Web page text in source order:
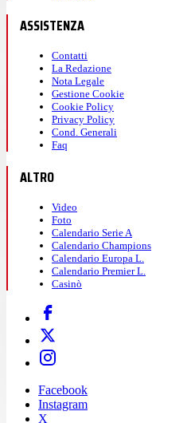
Messi incredulo dopo il
l’Egitto: lo sguardo nel
GUARDA LA GALLERY
Messi in lacrime
Messi non riesce a
triplice fischio scoppia in
un passo dall'eliminazione.
ASSISTENZA
Contatti
La Redazione
Nota Legale
Gestione Cookie
Cookie Policy
Privacy Policy
Cond. Generali
Faq
ALTRO
Video
Foto
Calendario Serie A
Calendario Champions
Calendario Europa L.
Calendario Premier L.
Casinò
Facebook
Instagram
X